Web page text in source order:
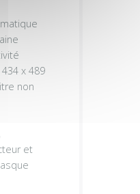
x 489
non
et